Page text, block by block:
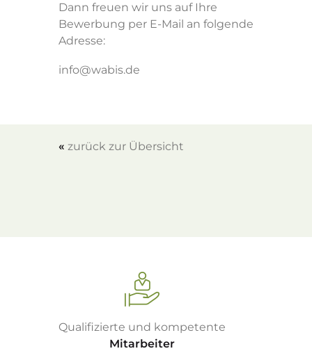
Dann freuen wir uns auf Ihre
Bewerbung per E-Mail an folgende
Adresse:
info@wabis.de
« zurück zur Übersicht
Qualifizierte und kompetente
Mitarbeiter